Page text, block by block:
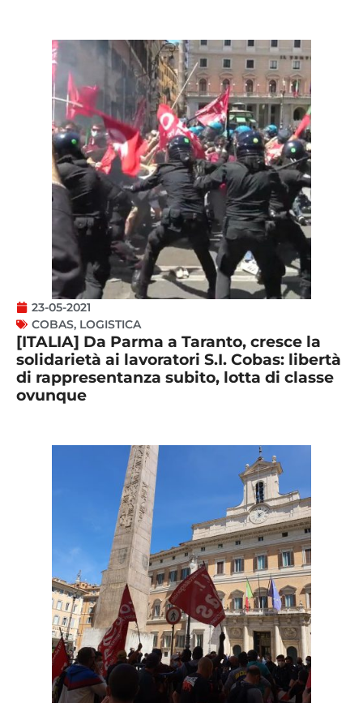
23-05-2021
COBAS, LOGISTICA
[ITALIA] Da Parma a Taranto, cresce la
solidarietà ai lavoratori S.I. Cobas: libertà
di rappresentanza subito, lotta di classe
ovunque